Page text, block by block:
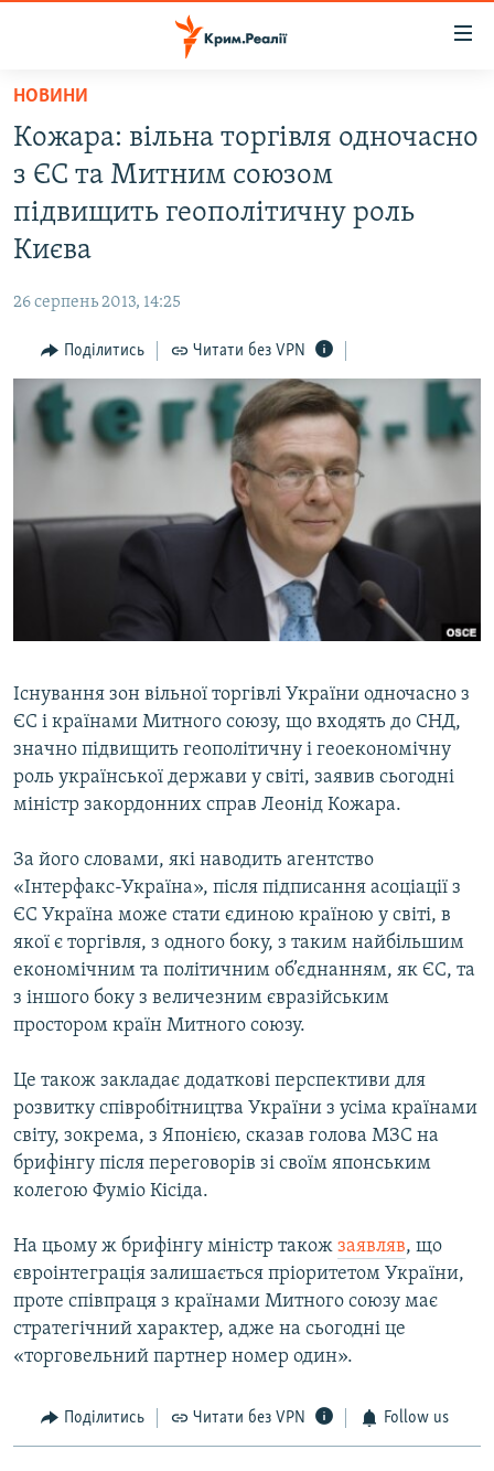
Перейти
основного
матеріалу
Перейти
до
основної
Перейти
пошуку
ВОДА.КРИМ
ВІДЕО ТА ФОТО
ПОЛІТИКА
ПОГЛЯД
ІНТЕРВ'Ю
ВСЕ ЗА ДЕНЬ
СПЕЦПРОЕКТИ
ВІДЕОУРОКИ «ELIFBE»
СВІДЧЕННЯ ОКУПАЦІЇ
УКРАЇНСЬКА ПРОБЛЕМА КРИМУ
ЯК ОБІЙТИ БЛОКУВАННЯ
Русский
Усі сайти RFE/RL
НОВИНИ
Кожара: вільна торгівля одночасно
з ЄС та Митним союзом
підвищить геополітичну роль
Києва
26 серпень 2013, 14:25
Поділитись Читати без VPN
Існування зон вільної торгівлі України одночасно з
ЄС і країнами Митного союзу, що входять до СНД,
значно підвищить геополітичну і геоекономічну
роль української держави у світі, заявив сьогодні
міністр закордонних справ Леонід Кожара.
За його словами, які наводить агентство
«Інтерфакс-Україна», після підписання асоціації з
ЄС Україна може стати єдиною країною у світі, в
якої є торгівля, з одного боку, з таким найбільшим
економічним та політичним об’єднанням, як ЄС, та
з іншого боку з величезним євразійським
простором країн Митного союзу.
Це також закладає додаткові перспективи для
розвитку співробітництва України з усіма країнами
світу, зокрема, з Японією, сказав голова МЗС на
брифінгу після переговорів зі своїм японським
колегою Фуміо Кісіда.
На цьому ж брифінгу міністр також заявляв, що
євроінтеграція залишається пріоритетом України,
проте співпраця з країнами Митного союзу має
стратегічний характер, адже на сьогодні це
«торговельний партнер номер один».
Поділитись Читати без VPN Follow us